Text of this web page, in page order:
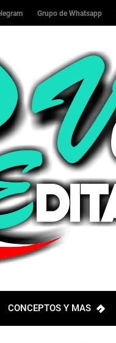
Grupo de Whatsapp
CONCEPTOS Y MAS